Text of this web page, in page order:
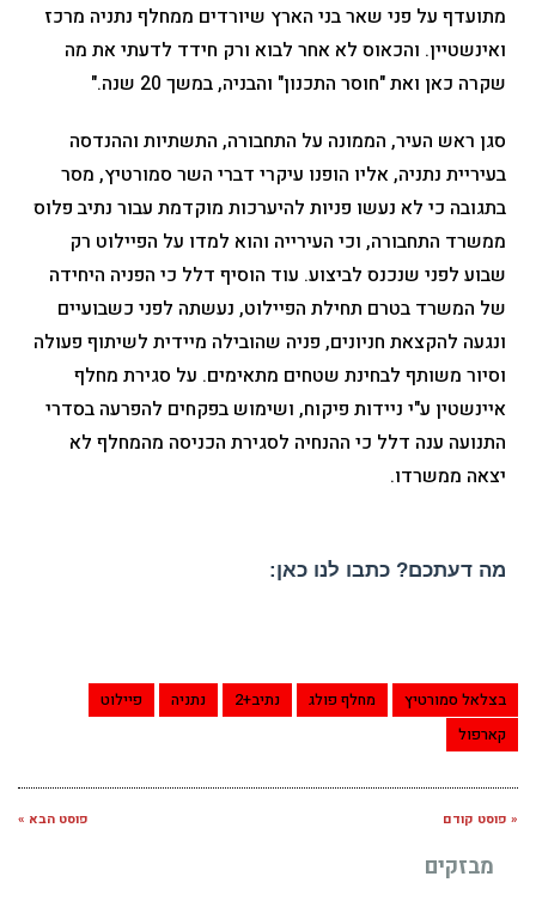
מתועדף על פני שאר בני הארץ שיורדים ממחלף נתניה מרכז
ואינשטיין. והכאוס לא אחר לבוא ורק חידד לדעתי את מה
שקרה כאן ואת "חוסר התכנון" והבניה, במשך 20 שנה."
סגן ראש העיר, הממונה על התחבורה, התשתיות וההנדסה
בעיריית נתניה, אליו הופנו עיקרי דברי השר סמורטיץ, מסר
בתגובה כי לא נעשו פניות להיערכות מוקדמת עבור נתיב פלוס
ממשרד התחבורה, וכי העירייה והוא למדו על הפיילוט רק
שבוע לפני שנכנס לביצוע. עוד הוסיף דלל כי הפניה היחידה
של המשרד בטרם תחילת הפיילוט, נעשתה לפני כשבועיים
ונגעה להקצאת חניונים, פניה שהובילה מיידית לשיתוף פעולה
וסיור משותף לבחינת שטחים מתאימים. על סגירת מחלף
איינשטין ע"י ניידות פיקוח, ושימוש בפקחים להפרעה בסדרי
התנועה ענה דלל כי ההנחיה לסגירת הכניסה מהמחלף לא
יצאה ממשרדו.
מה דעתכם? כתבו לנו כאן:
בצלאל סמורטיץ מחלף פולג נתיב+2 נתניה
פיילוט
קארפול
« פוסט קודם פוסט הבא »
מבזקים